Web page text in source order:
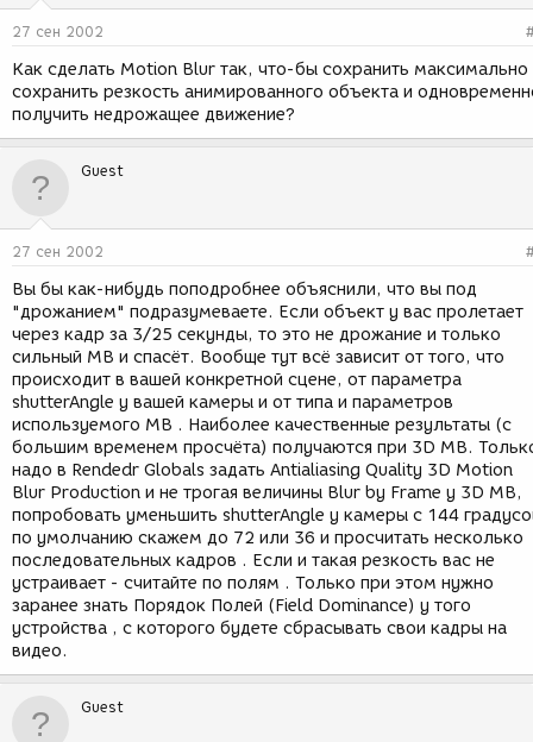
м
д
н
и
я
27 сен 2002
Как сделать Motion Blur так, что-бы сохранить максимально
сохранить резкость анимированного объекта и
получить недрожащее движение?
Guest
27 сен 2002
Вы бы как-нибудь поподробнее объяснили, что вы под
"дрожанием" подразумеваете. Если объект у вас пролетает
через кадр за 3/25 секунды, то это не дрожание и только
сильный MB и спасёт. Вообще тут всё зависит от того, что
происходит в вашей конкретной сцене, от параметра
shutterAngle у вашей камеры и от типа и параметров
используемого MB . Наиболее качественные результаты (с
большим временем просчёта) получаются при 3D MB.
надо в Rendedr Globals задать Antialiasing Quality 3D Motion
Blur Production и не трогая величины Blur by Frame у 3D MB,
попробовать уменьшить shutterAngle у камеры с 144
по умолчанию скажем до 72 или 36 и просчитать несколько
последовательных кадров . Если и такая резкость вас не
устраивает - считайте по полям . Только при этом нужно
заранее знать Порядок Полей (Field Dominance) у того
устройства , с которого будете сбрасывать свои кадры на
видео.
Guest